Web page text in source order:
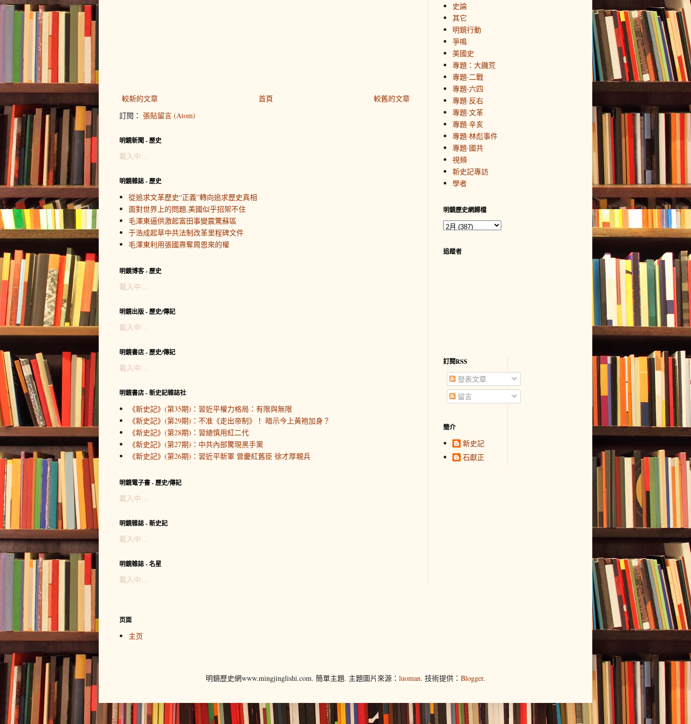
較新的文章 較舊的文章
首頁
訂閱： 張貼留言 (Atom)
明鏡新聞 - 歷史
載入中…
明鏡雜誌 - 歷史
從追求文革歷史“正義”轉向追求歷史真相
面對世界上的問題,美國似乎招架不住
毛澤東逼供激起富田事變震驚蘇區
于浩成起草中共法制改革里程碑文件
毛澤東利用張國燾奪周恩來的權
明鏡博客 - 歷史
載入中…
明鏡出版 - 歷史/傳記
載入中…
明鏡書店 - 歷史/傳記
載入中…
明鏡書店 - 新史記雜誌社
《新史記》(第35期)：習近平權力格局：有限與無限
《新史記》(第29期)：不准《走出帝制》！ 暗示今上黃袍加身？
《新史記》(第28期)：習總慎用紅二代
《新史記》(第27期)：中共內部驚現黑手黨
《新史記》(第26期)：習近平新軍 曾慶紅舊臣 徐才厚親兵
明鏡電子書 - 歷史/傳記
載入中…
明鏡雜誌 - 新史記
載入中…
明鏡雜誌 - 名星
載入中…
史論
其它
明鏡行動
爭鳴
美國史
專題：大饑荒
專題·二戰
專題·六四
專題·反右
專題·文革
專題·辛亥
專題·林彪事件
專題·國共
視頻
新史記專訪
學者
明鏡歷史網歸檔
追蹤者
訂閱RSS
發表文章
留言
簡介
新史記
石獻正
页面
主页
明鏡歷史網www.mingjinglishi.com. 簡單主題. 主題圖片來源： luoman. 技術提供： Blogger.